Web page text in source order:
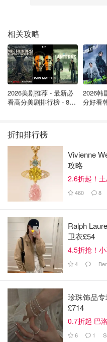
员日，电影票价最低只要6英
会有特价票。
2. VUE
官方网站
图片来自于
电影市场份额上也总是名列
电影院中比较优秀的，尤其
院还设有4K屏幕 提供高清
小伙伴们会非常喜欢
。Big
相关攻略
2026美剧推荐 - 最新必
看高分美剧排行榜 - 8月
2026韩
分好看
折扣排行榜
Vivienne
攻略
2.6折起！
460 8
Ralph
卫衣£54
4.5折抢！
4
珍珠饰品
£714
0.7折起 巴
6 1